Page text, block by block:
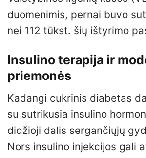
duomenimis, pernai buvo
nei 112 tūkst. šių ištyrimo
Insulino terapija ir
priemonės
Kadangi cukrinis diabetas
su sutrikusia insulino
didžioji dalis sergančiųjų
Nors insulino injekcijos gali